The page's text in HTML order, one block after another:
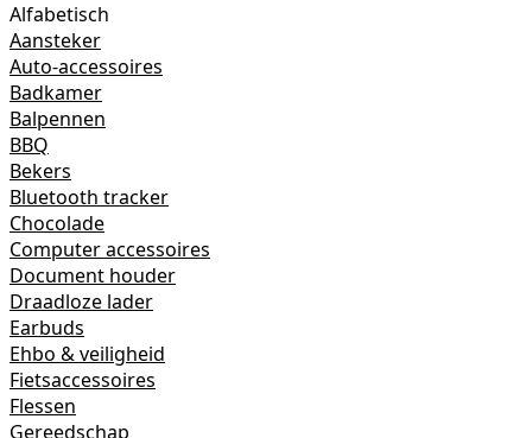
Alfabetisch
Aansteker
Auto-accessoires
Badkamer
Balpennen
BBQ
Bekers
Bluetooth tracker
Chocolade
Computer accessoires
Document houder
Draadloze lader
Earbuds
Ehbo & veiligheid
Fietsaccessoires
Flessen
Gereedschap